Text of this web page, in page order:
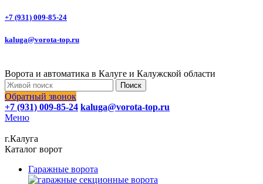
+7 (931) 009-85-24
kaluga@vorota-top.ru
Ворота и автоматика в Калуге и Калужской области
Поиск
Обратный звонок
+7 (931) 009-85-24 kaluga@vorota-top.ru
Меню
г.Калуга
Каталог ворот
Гаражные ворота